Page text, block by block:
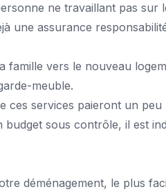
ne travaillant pas sur
une assurance
famille vers le nouveau
meuble.
ces services paieront un
sous contrôle, il est
déménagement, le plus